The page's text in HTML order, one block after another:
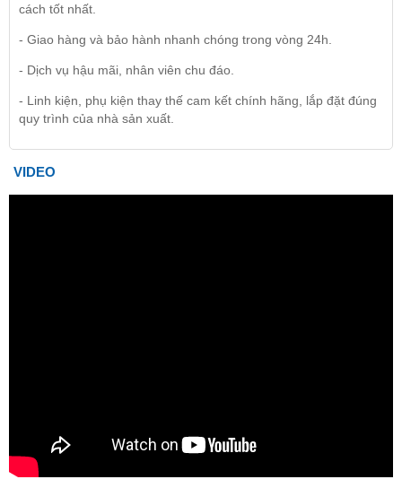
cách tốt nhất.
- Giao hàng và bảo hành nhanh chóng trong vòng 24h.
- Dịch vụ hậu mãi, nhân viên chu đáo.
- Linh kiện, phụ kiện thay thế cam kết chính hãng, lắp đặt đúng
quy trình của nhà sản xuất.
VIDEO